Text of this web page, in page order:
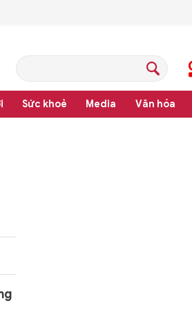
Sức khoẻ Media Văn hóa